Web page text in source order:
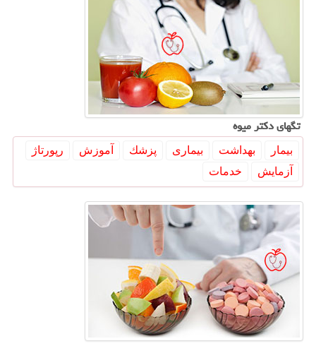
تگهای دكتر میوه
بیمار بهداشت بیماری پزشك آموزش
رپورتاژ
آزمایش
خدمات